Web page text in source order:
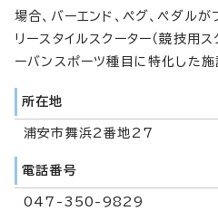
場合、バーエンド、ペグ、ペダルが
リースタイルスクーター（競技用
ーバンスポーツ種目に特化した施
所在地
浦安市舞浜2番地27
電話番号
047-350-9829